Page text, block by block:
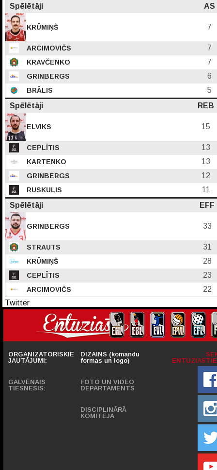
Spēlētāji
AS
KRŪMIŅŠ 7
ARCIMOVIČS 7
KRAVČENKO 7
GRINBERGS 6
BRĀLIS
5
Spēlētāji
REB
ELVIKS 15
CEPLĪTIS 13
KARTENKO 13
GRINBERGS 12
RUSKULIS
11
Spēlētāji
EFF
GRINBERGS 33
STRAUTS 31
KRŪMIŅŠ 28
CEPLĪTIS 23
ARCIMOVIČS
22
Twitter
ORGANIZATORISKIE
JAUTĀJUMI:
GALVENAIS
TIESNESIS:
DIZAINS (komandu
formas un logo)
FOTO UN VIDEO
DEPARTAMENTS
DISCIPLINĀRĀ
KOMITEJA